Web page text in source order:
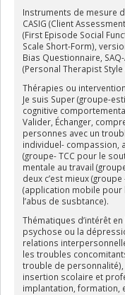
Instruments de mesure
CASIG (Client
(First Episode Social
Scale Short-Form),
Bias Questionnaire,
(Personal Therapist
Thérapies ou
Je suis Super (groupe-
cognitive
Valider, Échanger,
personnes avec un
individuel- compassion,
(groupe- TCC pour le
mentale au travail
deux c’est mieux
(application mobile pour
l’abus de susbtance).
Thématiques d’intérêt
psychose ou la
relations
les troubles
trouble de personnalité),
insertion scolaire et
implantation, formation,